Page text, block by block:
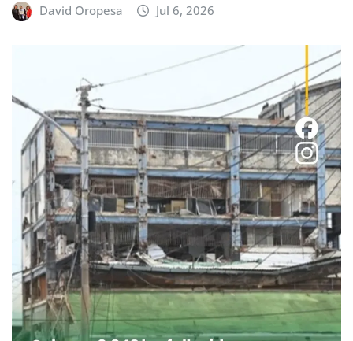
David Oropesa Jul 6, 2026